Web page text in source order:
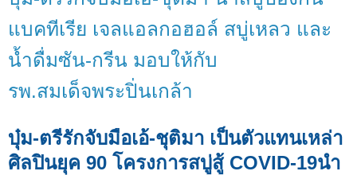
แบคทีเรีย เจลแอลกอฮอล์ สบู่เหลว และ
น้ำดื่มซัน-กรีน มอบให้กับ
รพ.สมเด็จพระปิ่นเกล้า
บุ๋ม-ตรีรักจับมือเอ้-ชุติมา เป็นตัวแทนเหล่า
ศิลปินยุค 90 โครงการสบู่สู้ COVID-19นำ